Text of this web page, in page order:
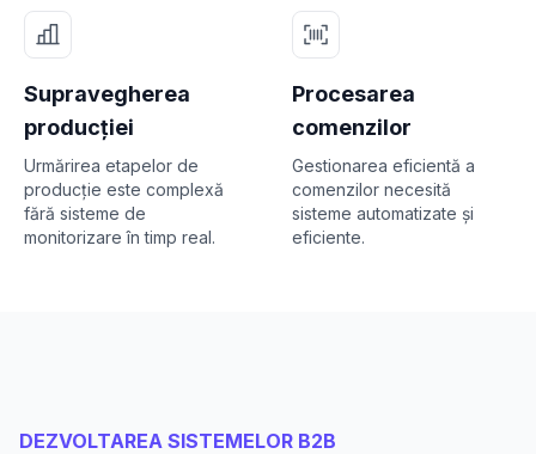
Supravegherea
producției
Urmărirea etapelor de
producție este complexă
fără sisteme de
monitorizare în timp real.
Procesarea
comenzilor
Gestionarea eficientă a
comenzilor necesită
sisteme automatizate și
eficiente.
DEZVOLTAREA SISTEMELOR B2B